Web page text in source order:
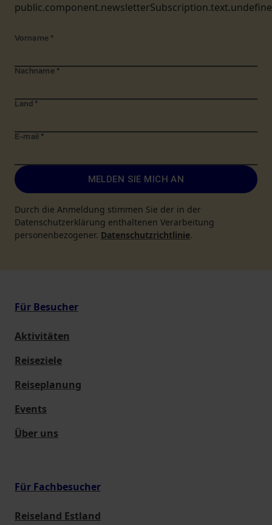
Vorname *
Nachname *
Land *
E-mail *
MELDEN SIE MICH AN
Durch die Anmeldung stimmen Sie der in der
Datenschutzerklärung enthaltenen Verarbeitung
personenbezogener. Datenschutzrichtlinie.
Für Besucher
Aktivitäten
Reiseziele
Reiseplanung
Events
Über uns
Für Fachbesucher
Reiseland Estland